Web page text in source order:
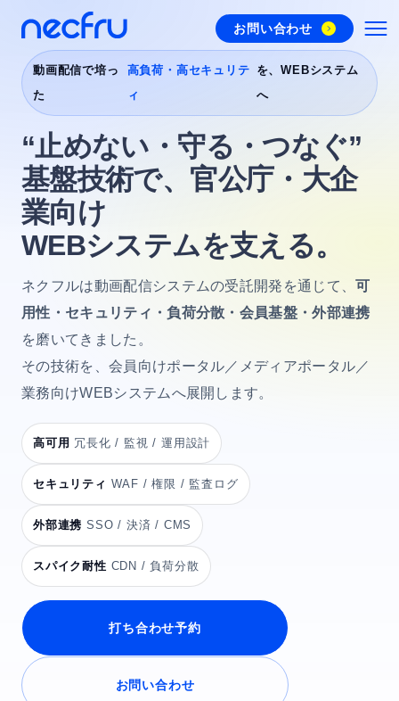
お問い合わせ
動画配信で培っ
た
高負荷・高セキュリテ
ィ
を、WEBシステム
へ
“止めない・守る・つなぐ”
基盤技術で、官公庁・大企
業向け
WEBシステムを支える。
ネクフルは動画配信システムの受託開発を通じて、可
用性・セキュリティ・負荷分散・会員基盤・外部連携
を磨いてきました。
その技術を、会員向けポータル／メディアポータル／
業務向けWEBシステムへ展開します。
高可用 冗長化 / 監視 / 運用設計
セキュリティ WAF / 権限 / 監査ログ
外部連携 SSO / 決済 / CMS
スパイク耐性 CDN / 負荷分散
打ち合わせ予約
お問い合わせ